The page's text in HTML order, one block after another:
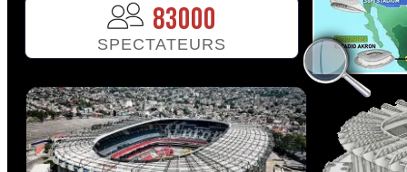
83000
SPECTATEURS